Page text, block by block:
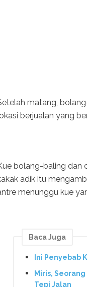
matang,
berjualan yang
bolang-baling dan
adik itu
menunggu kue
Baca Juga
Ini Penyebab
Miris,
Tepi Jalan